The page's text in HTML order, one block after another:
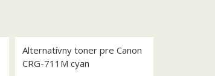
Alternatívny toner pre Canon
CRG-711M cyan